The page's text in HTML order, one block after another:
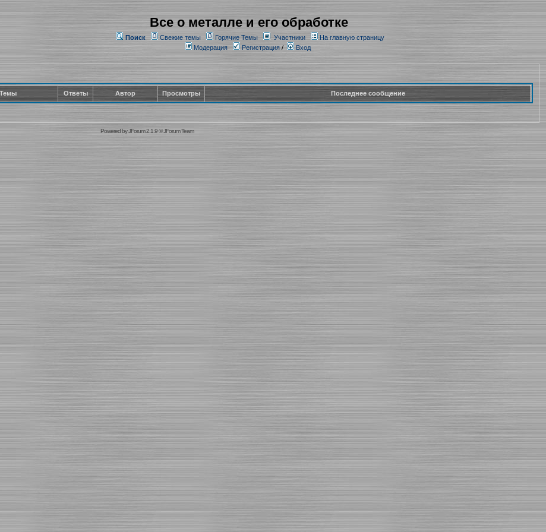
Все о металле и его обработке
Поиск Свежие темы Горячие Темы Участники
На главную страницу
Модерация
Регистрация/ Вход
Темы Ответы Автор Просмотры Последнее сообщение
Powered byJForum 2.1.9©JForum Team